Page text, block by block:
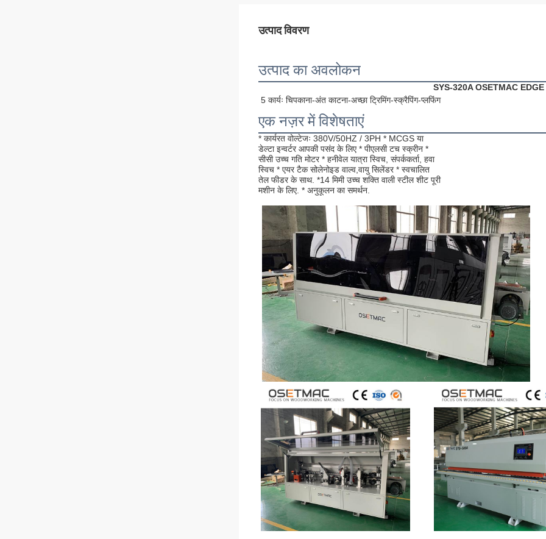
उत्पाद विवरण
उत्पाद का अवलोकन
SYS-320A OSETMAC EDGE
5 कार्यः चिपकाना-अंत काटना-अच्छा ट्रिमिंग-स्क्रैपिंग-प्लफिंग
एक नज़र में विशेषताएं
* कार्यरत वोल्टेजः 380V/50HZ / 3PH * MCGS या
डेल्टा इन्वर्टर आपकी पसंद के लिए * पीएलसी टच स्क्रीन *
सीसी उच्च गति मोटर * हनीवेल यात्रा स्विच, संपर्ककर्ता, हवा
स्विच * एयर टैक सोलेनोइड वाल्व,वायु सिलेंडर * स्वचालित
तेल फीडर के साथ. *14 मिमी उच्च शक्ति वाली स्टील शीट पूरी
मशीन के लिए. * अनुकूलन का समर्थन.